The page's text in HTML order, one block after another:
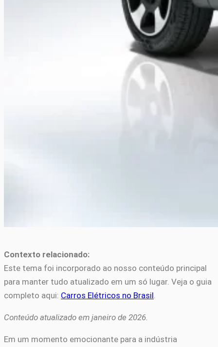
Contexto relacionado:
Este tema foi incorporado ao nosso conteúdo principal
para manter tudo atualizado em um só lugar. Veja o guia
completo aqui: Carros Elétricos no Brasil
Conteúdo atualizado em janeiro de 2026.
Em um momento emocionante para a indústria